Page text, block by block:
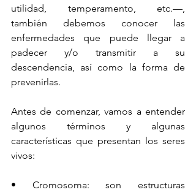
utilidad, temperamento, etc.—,
también debemos conocer las
enfermedades que puede llegar a
padecer y/o transmitir a su
descendencia, así como la forma de
prevenirlas.
Antes de comenzar, vamos a entender
algunos términos y algunas
características que presentan los seres
vivos:
• Cromosoma: son estructuras